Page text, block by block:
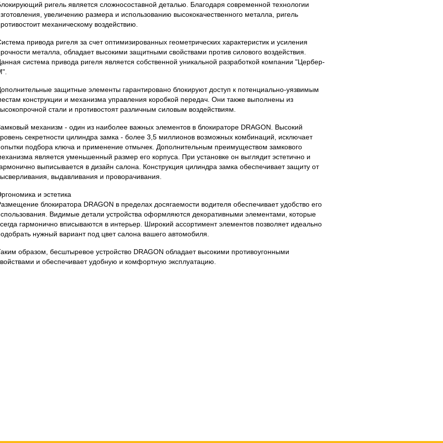
ригель является сложносоставной деталью. Благодаря современной технологии
увеличению размера и использованию высококачественного металла, ригель
механическому воздействию.
привода ригеля за счет оптимизированных геометрических характеристик и усиления
металла, обладает высокими защитными свойствами против силового воздействия.
система привода ригеля является собственной уникальной разработкой компании "Цербер-
защитные элементы гарантировано блокируют доступ к потенциально-уязвимым
конструкции и механизма управления коробкой передач. Они также выполнены из
стали и противостоят различным силовым воздействиям.
механизм - один из наиболее важных элементов в блокираторе DRAGON. Высокий
секретности цилиндра замка - более 3,5 миллионов возможных комбинаций, исключает
подбора ключа и применение отмычек. Дополнительным преимуществом замкового
является уменьшенный размер его корпуса. При установке он выглядит эстетично и
выписывается в дизайн салона. Конструкция цилиндра замка обеспечивает защиту от
выдавливания и проворачивания.
и эстетика
блокиратора DRAGON в пределах досягаемости водителя обеспечивает удобство его
Видимые детали устройства оформляются декоративными элементами, которые
гармонично вписываются в интерьер. Широкий ассортимент элементов позволяет идеально
нужный вариант под цвет салона вашего автомобиля.
образом, бесштыревое устройство DRAGON обладает высокими противоугонными
и обеспечивает удобную и комфортную эксплуатацию.